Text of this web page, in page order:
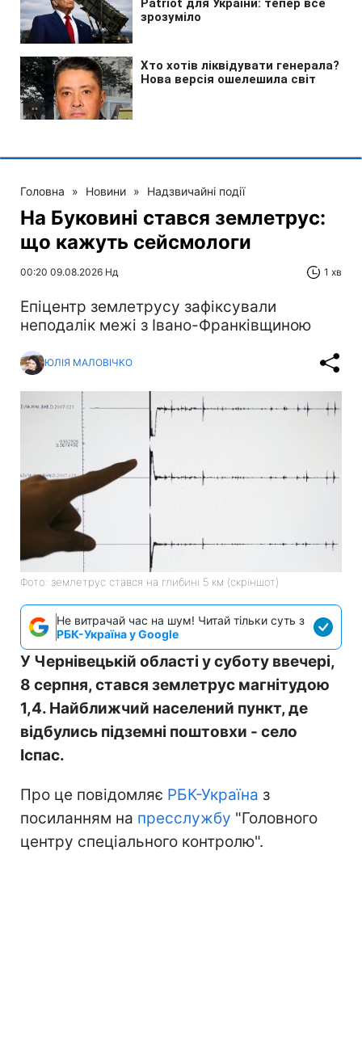
Головна » Новини » Надзвичайні події
На Буковині стався землетрус:
що кажуть сейсмологи
00:20 09.08.2026 Нд 1 хв
Епіцентр землетрусу зафіксували
неподалік межі з Івано-Франківщиною
ЮЛІЯ МАЛОВІЧКО
Фото: землетрус стався на глибині 5 км (скріншот)
Не витрачай час на шум! Читай тільки суть з
РБК-Україна у Google
У Чернівецькій області у суботу ввечері,
8 серпня, стався землетрус магнітудою
1,4. Найближчий населений пункт, де
відбулись підземні поштовхи - село
Іспас.
Про це повідомляє РБК-Україна з
посиланням на пресслужбу "Головного
центру спеціального контролю".